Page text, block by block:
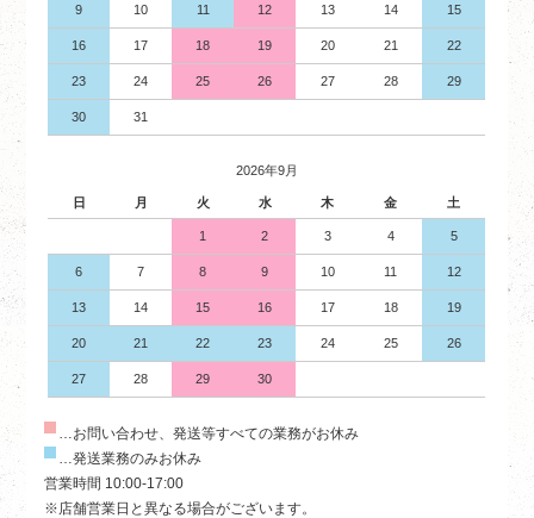
9 10 11 12 13 14 15
16 17 18 19 20 21 22
23 24 25 26 27 28 29
30 31
2026年9月
日 月 火 水 木 金 土
1 2 3 4 5
6 7 8 9 10 11 12
13 14 15 16 17 18 19
20 21 22 23 24 25 26
27 28 29 30
…お問い合わせ、発送等すべての業務がお休み
…発送業務のみお休み
営業時間 10:00-17:00
※店舗営業日と異なる場合がございます。